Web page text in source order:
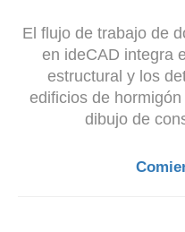
El flujo de trabajo de
en ideCAD integra
estructural y los
edificios de
dibujo de